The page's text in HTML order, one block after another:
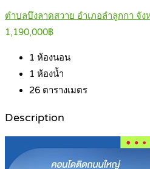
ตำบลบึงลาดสวาย อำเภอลำลูกกา จั
1,190,000฿
1 ห้องนอน
1 ห้องน้ำ
26 ตารางเมตร
Description